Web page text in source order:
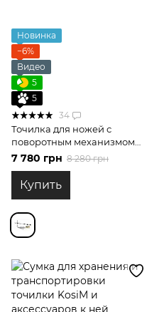
Новинка
−6%
Видео
5
5
34
Точилка для ножей с
поворотным механизмом
KosiM Модель 1
7 780 грн 8 280 грн
Купить